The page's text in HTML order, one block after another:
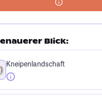
Blick:
Kneipenlandschaft